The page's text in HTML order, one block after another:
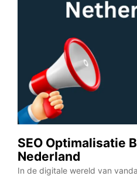
SEO Optimalisatie
Nederland
In de digitale wereld van